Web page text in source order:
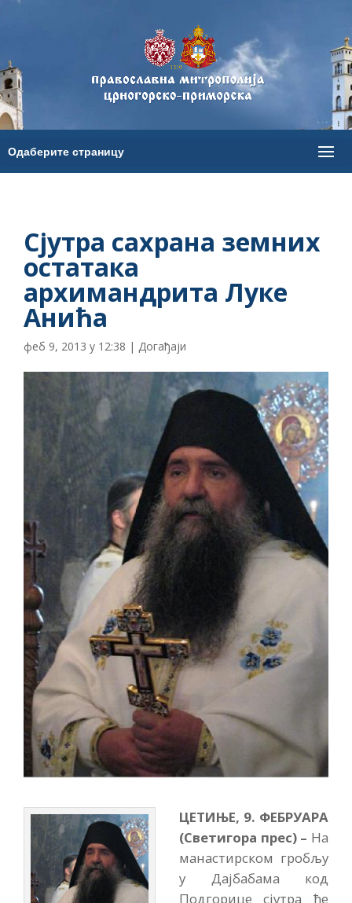
Сјутра сахрана земних
остатака
архимандрита Луке
Анића
феб 9, 2013 у 12:38 | Догађаји
ЦЕТИЊЕ, 9. ФЕБРУАРА
(Светигора прес) – На
манастирском гробљу
у Дајбабама код
Подгорице сјутра ће